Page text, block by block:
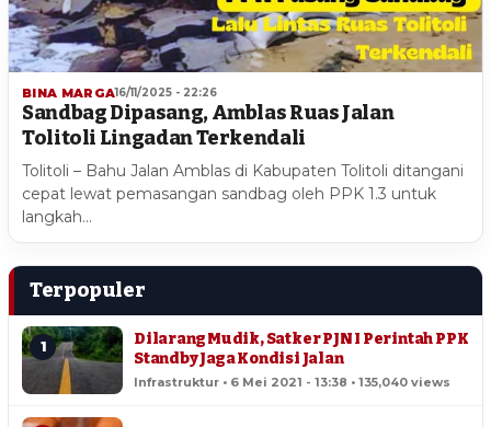
BINA MARGA16/11/2025 - 22:26
Sandbag Dipasang, Amblas Ruas Jalan
Tolitoli Lingadan Terkendali
Tolitoli – Bahu Jalan Amblas di Kabupaten Tolitoli ditangani
cepat lewat pemasangan sandbag oleh PPK 1.3 untuk
langkah…
Terpopuler
1
Dilarang Mudik, Satker PJN I Perintah PPK
Standby Jaga Kondisi Jalan
Infrastruktur • 6 Mei 2021 - 13:38 • 135,040 views